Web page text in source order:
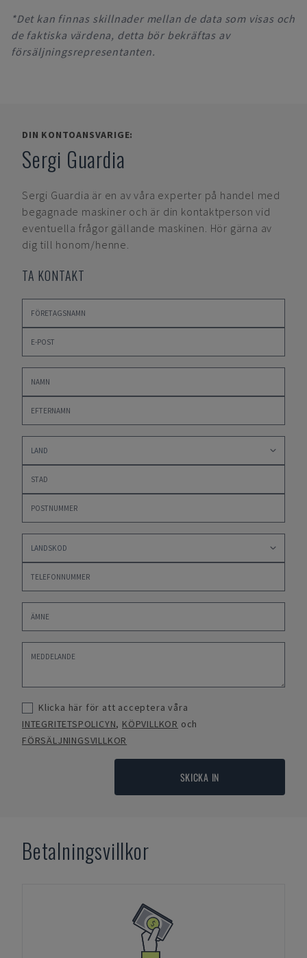
*Det kan finnas skillnader mellan de data som visas och
de faktiska värdena, detta bör bekräftas av
försäljningsrepresentanten.
DIN KONTOANSVARIGE:
Sergi Guardia
Sergi Guardia är en av våra experter på handel med
begagnade maskiner och är din kontaktperson vid
eventuella frågor gällande maskinen. Hör gärna av
dig till honom/henne.
TA KONTAKT
Klicka här för att acceptera våra
INTEGRITETSPOLICYN, KÖPVILLKOR och
FÖRSÄLJNINGSVILLKOR
SKICKA IN
Betalningsvillkor